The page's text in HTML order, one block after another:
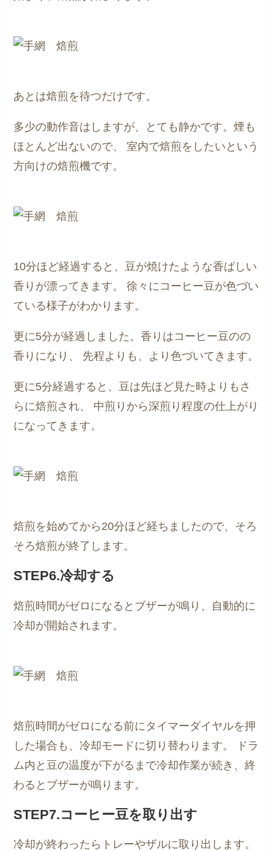
あとは焙煎を待つだけです。
多少の動作音はしますが、とても静かです。煙も
ほとんど出ないので、
室内で焙煎をしたいという
方向けの焙煎機です。
10分ほど経過すると、豆が焼けたような香ばしい
香りが漂ってきます。
徐々にコーヒー豆が色づい
ている様子がわかります。
更に5分が経過しました。香りはコーヒー豆のの
香りになり、
先程よりも、より色づいてきます。
更に5分経過すると、豆は先ほど見た時よりもさ
らに焙煎され、
中煎りから深煎り程度の仕上がり
になってきます。
焙煎を始めてから20分ほど経ちましたので、そろ
そろ焙煎が終了します。
STEP6.冷却する
焙煎時間がゼロになるとブザーが鳴り、自動的に
冷却が開始されます。
焙煎時間がゼロになる前にタイマーダイヤルを押
した場合も、冷却モードに切り替わります。
ドラ
ム内と豆の温度が下がるまで冷却作業が続き、終
わるとブザーが鳴ります。
STEP7.コーヒー豆を取り出す
冷却が終わったらトレーやザルに取り出します。